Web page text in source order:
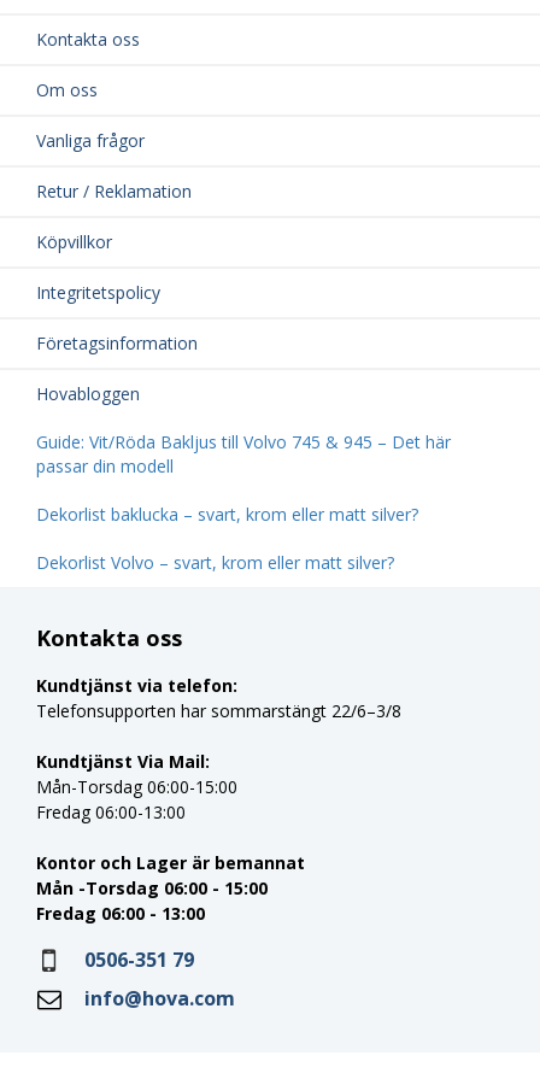
Kontakta oss
Om oss
Vanliga frågor
Retur / Reklamation
Köpvillkor
Integritetspolicy
Företagsinformation
Hovabloggen
Guide: Vit/Röda Bakljus till Volvo 745 & 945 – Det här
passar din modell
Dekorlist baklucka – svart, krom eller matt silver?
Dekorlist Volvo – svart, krom eller matt silver?
Kontakta oss
Kundtjänst via telefon:
Telefonsupporten har sommarstängt 22/6–3/8
Kundtjänst Via Mail:
Mån-Torsdag 06:00-15:00
Fredag 06:00-13:00
Kontor och Lager är bemannat
Mån -Torsdag 06:00 - 15:00
Fredag 06:00 - 13:00
0506-351 79
info@hova.com